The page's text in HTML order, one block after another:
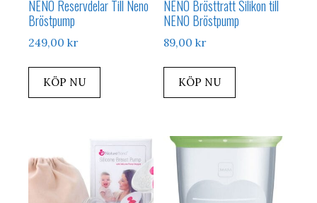
NENO Reservdelar Till Neno
Bröstpump
249,00 kr
KÖP NU
NENO Brösttratt Silikon till
NENO Bröstpump
89,00kr
KÖP NU